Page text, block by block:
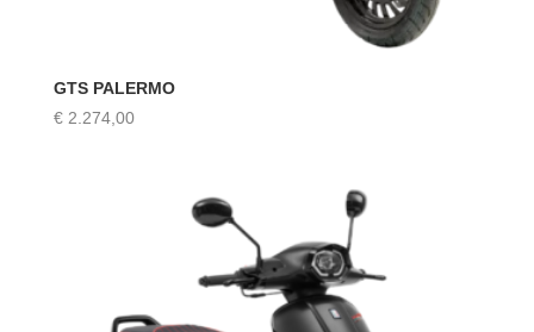
GTS PALERMO
€2.274,00